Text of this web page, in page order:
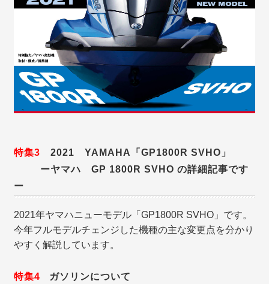
特集3
2021 YAMAHA「GP1800R SVHO」
ーヤマハ GP 1800R SVHO の詳細記事です
ー
2021年ヤマハニューモデル「GP1800R SVHO」です。
今年フルモデルチェンジした機種の主な変更点を分かり
やすく解説しています。
特集4
ガソリンについて